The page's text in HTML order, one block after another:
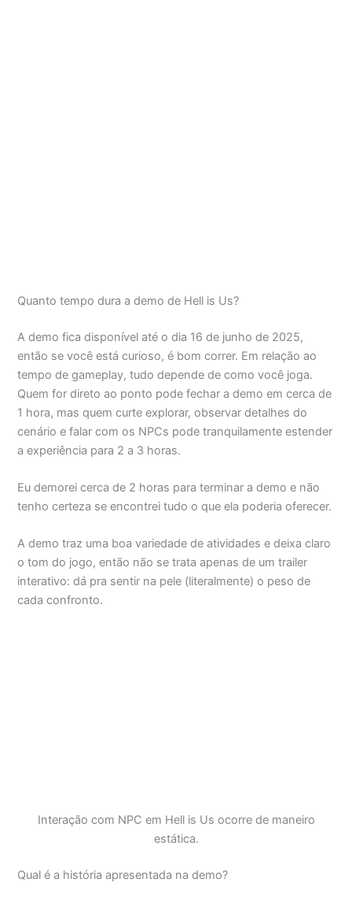
Quanto tempo dura a demo de Hell is Us?
A demo fica disponível até o dia 16 de junho de 2025,
então se você está curioso, é bom correr. Em relação ao
tempo de gameplay, tudo depende de como você joga.
Quem for direto ao ponto pode fechar a demo em cerca de
1 hora, mas quem curte explorar, observar detalhes do
cenário e falar com os NPCs pode tranquilamente estender
a experiência para 2 a 3 horas.
Eu demorei cerca de 2 horas para terminar a demo e não
tenho certeza se encontrei tudo o que ela poderia oferecer.
A demo traz uma boa variedade de atividades e deixa claro
o tom do jogo, então não se trata apenas de um trailer
interativo: dá pra sentir na pele (literalmente) o peso de
cada confronto.
Interação com NPC em Hell is Us ocorre de maneiro
estática.
Qual é a história apresentada na demo?